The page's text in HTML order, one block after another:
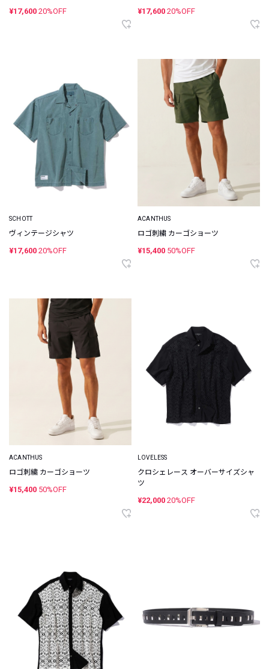
¥17,600 20%OFF ¥17,600 20%OFF
SCHOTT
ヴィンテージシャツ
¥17,600 20%OFF
ACANTHUS
ロゴ刺繍 カーゴショーツ
¥15,400 50%OFF
ACANTHUS
ロゴ刺繍 カーゴショーツ
¥15,400 50%OFF
LOVELESS
クロシェレース オーバーサイズシャ
ツ
¥22,000 20%OFF